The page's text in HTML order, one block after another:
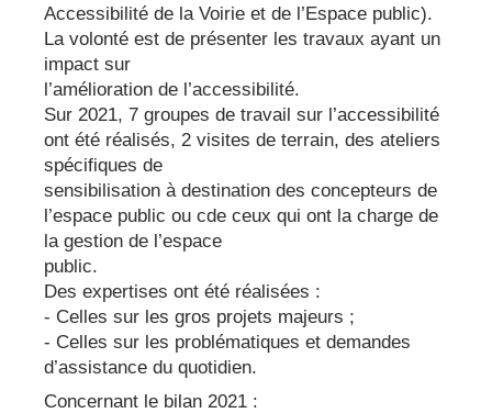
Accessibilité de la Voirie et de l’Espace public).
La volonté est de présenter les travaux ayant un
impact sur
l’amélioration de l’accessibilité.
Sur 2021, 7 groupes de travail sur l’accessibilité
ont été réalisés, 2 visites de terrain, des ateliers
spécifiques de
sensibilisation à destination des concepteurs de
l’espace public ou cde ceux qui ont la charge de
la gestion de l’espace
public.
Des expertises ont été réalisées :
- Celles sur les gros projets majeurs ;
- Celles sur les problématiques et demandes
d’assistance du quotidien.
Concernant le bilan 2021 :